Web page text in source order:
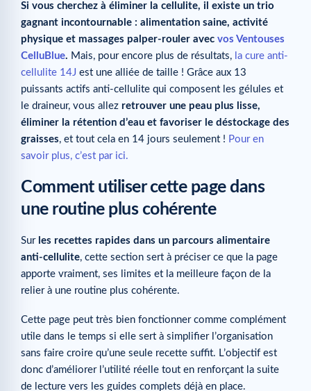
Si vous cherchez à éliminer la cellulite, il existe un trio
gagnant incontournable : alimentation saine, activité
physique et massages palper-rouler avec vos Ventouses
CelluBlue. Mais, pour encore plus de résultats, la cure anti-
cellulite 14J est une alliée de taille ! Grâce aux 13
puissants actifs anti-cellulite qui composent les gélules et
le draineur, vous allez retrouver une peau plus lisse,
éliminer la rétention d’eau et favoriser le déstockage des
graisses, et tout cela en 14 jours seulement ! Pour en
savoir plus, c’est par ici.
Comment utiliser cette page dans
une routine plus cohérente
Sur les recettes rapides dans un parcours alimentaire
anti-cellulite, cette section sert à préciser ce que la page
apporte vraiment, ses limites et la meilleure façon de la
relier à une routine plus cohérente.
Cette page peut très bien fonctionner comme complément
utile dans le temps si elle sert à simplifier l’organisation
sans faire croire qu’une seule recette suffit. L’objectif est
donc d’améliorer l’utilité réelle tout en renforçant la suite
de lecture vers les guides complets déjà en place.